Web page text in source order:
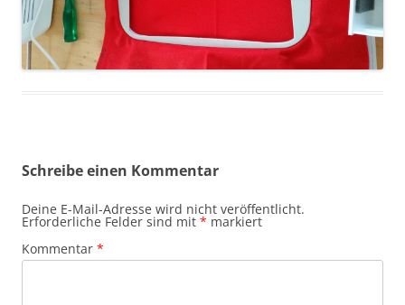
Schreibe einen Kommentar
Deine E-Mail-Adresse wird nicht veröffentlicht.
Erforderliche Felder sind mit * markiert
Kommentar *